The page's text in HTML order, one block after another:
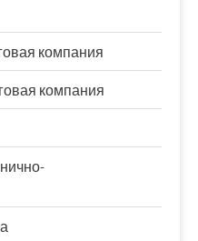
компания
компания